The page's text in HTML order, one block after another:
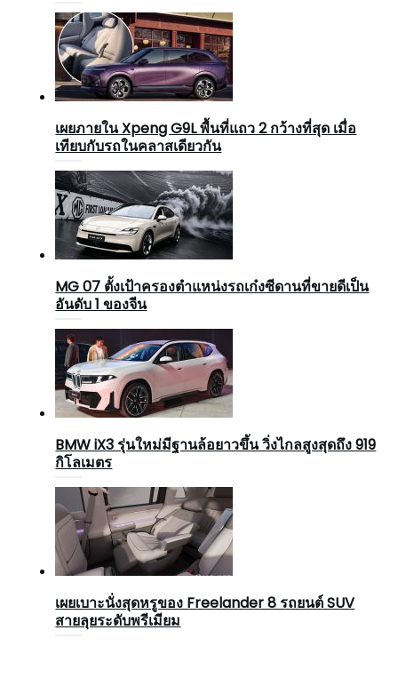
เผยภายใน Xpeng G9L พื้นที่แถว 2 กว้างที่สุด เมื่อ
เทียบกับรถในคลาสเดียวกัน
MG 07 ตั้งเป้าครองตำแหน่งรถเก๋งซีดานที่ขายดีเป็น
อันดับ 1 ของจีน
BMW iX3 รุ่นใหม่มีฐานล้อยาวขึ้น วิ่งไกลสูงสุดถึง 919
กิโลเมตร
เผยเบาะนั่งสุดหรูของ Freelander 8 รถยนต์ SUV
สายลุยระดับพรีเมียม